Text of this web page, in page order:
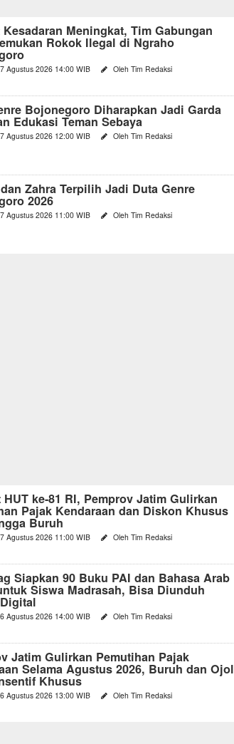
Meningkat, Tim Gabungan
Rokok Ilegal di Ngraho
Agustus 2026 14:00 WIB Oleh Tim Redaksi
Bojonegoro Diharapkan Jadi Garda
Edukasi Teman Sebaya
Agustus 2026 12:00 WIB Oleh Tim Redaksi
Zahra Terpilih Jadi Duta Genre
2026
Agustus 2026 11:00 WIB Oleh Tim Redaksi
HUT ke-81 RI, Pemprov Jatim Gulirkan
Pajak Kendaraan dan Diskon Khusus
Buruh
Agustus 2026 11:00 WIB Oleh Tim Redaksi
Siapkan 90 Buku PAI dan Bahasa Arab
Siswa Madrasah, Bisa Diunduh
Agustus 2026 14:00 WIB Oleh Tim Redaksi
Jatim Gulirkan Pemutihan Pajak
Selama Agustus 2026, Buruh dan Ojol
Khusus
Agustus 2026 13:00 WIB Oleh Tim Redaksi